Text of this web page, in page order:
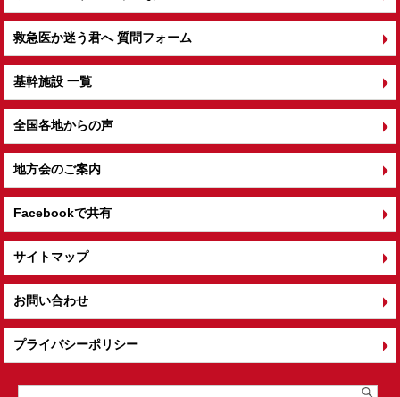
救急医か迷う君へ 質問フォーム
基幹施設 一覧
全国各地からの声
地方会のご案内
Facebookで共有
サイトマップ
お問い合わせ
プライバシーポリシー